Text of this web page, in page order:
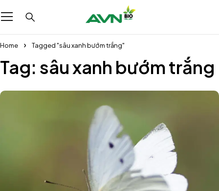
Home Tagged "sâu xanh bướm trắng"
Tag: sâu xanh bướm trắng